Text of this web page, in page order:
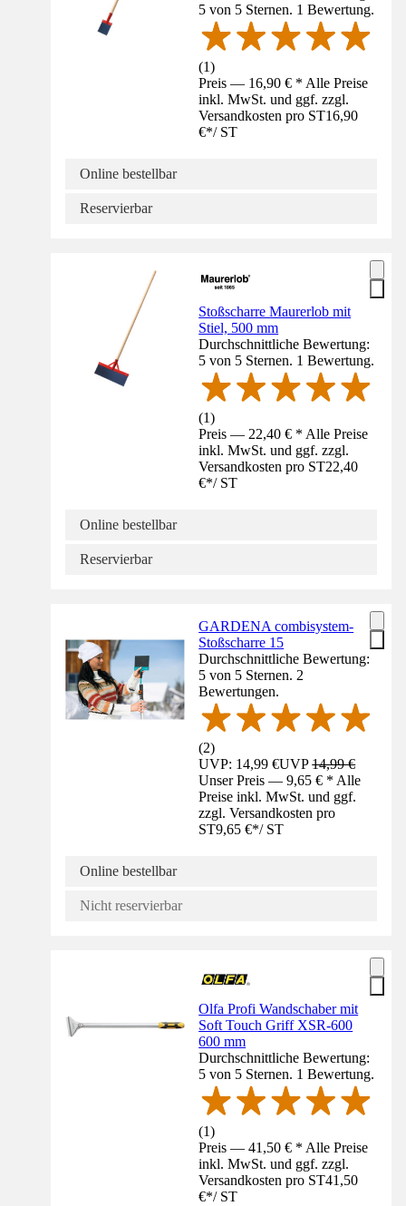
5 von 5 Sternen. 1 Bewertung.
(1)
Preis — 16,90 € * Alle Preise
inkl. MwSt. und ggf. zzgl.
Versandkosten pro ST16,90
€*/ ST
Online bestellbar
Reservierbar
Stoßscharre Maurerlob mit
Stiel, 500 mm
Durchschnittliche Bewertung:
5 von 5 Sternen. 1 Bewertung.
(1)
Preis — 22,40 € * Alle Preise
inkl. MwSt. und ggf. zzgl.
Versandkosten pro ST22,40
€*/ ST
Online bestellbar
Reservierbar
GARDENA combisystem-
Stoßscharre 15
Durchschnittliche Bewertung:
5 von 5 Sternen. 2
Bewertungen.
(2)
UVP: 14,99 €UVP14,99 €
Unser Preis — 9,65 € * Alle
Preise inkl. MwSt. und ggf.
zzgl. Versandkosten pro
ST9,65 €*/ ST
Online bestellbar
Nicht reservierbar
Olfa Profi Wandschaber mit
Soft Touch Griff XSR-600
600 mm
Durchschnittliche Bewertung:
5 von 5 Sternen. 1 Bewertung.
(1)
Preis — 41,50 € * Alle Preise
inkl. MwSt. und ggf. zzgl.
Versandkosten pro ST41,50
€*/ ST